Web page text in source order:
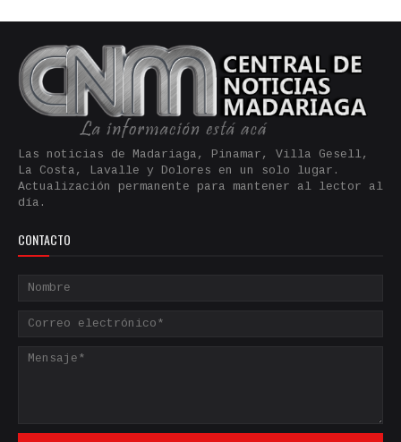
Las noticias de Madariaga, Pinamar, Villa Gesell,
La Costa, Lavalle y Dolores en un solo lugar.
Actualización permanente para mantener al lector al
día.
CONTACTO